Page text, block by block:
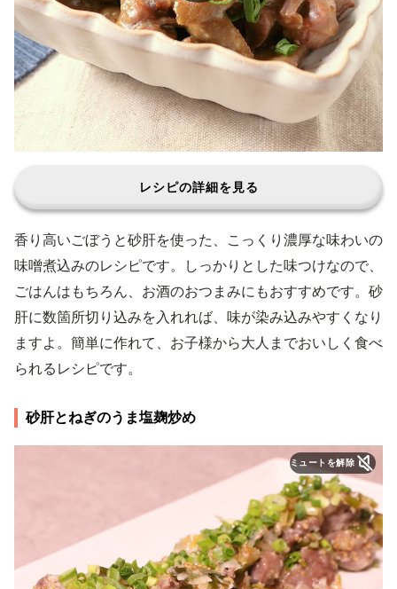
レシピの詳細を見る
香り高いごぼうと砂肝を使った、こっくり濃厚な味わいの
味噌煮込みのレシピです。しっかりとした味つけなので、
ごはんはもちろん、お酒のおつまみにもおすすめです。砂
肝に数箇所切り込みを入れれば、味が染み込みやすくなり
ますよ。簡単に作れて、お子様から大人までおいしく食べ
られるレシピです。
砂肝とねぎのうま塩麹炒め
ミュートを解除